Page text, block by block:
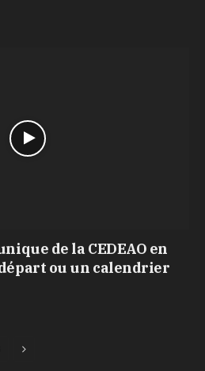
de la CEDEAO en
ou un calendrier
Next